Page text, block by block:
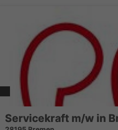
Servicekraft m/w in